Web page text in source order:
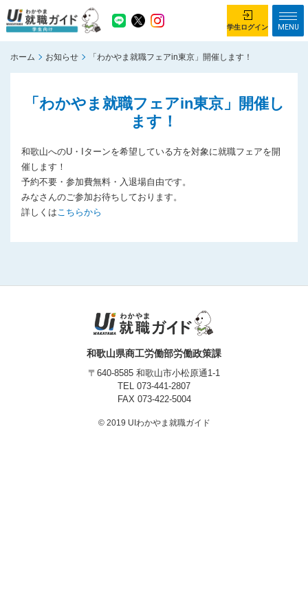
ホーム 企業を探す
イベント情報
お知らせ
総合トップページ
プライバシーポリシー
学生ログイン MENU
ホーム お知らせ 「わかやま就職フェアin東京」開催します！
「わかやま就職フェアin東京」開催し
ます！
和歌山へのU・Iターンを希望している方を対象に就職フェアを開
催します！
予約不要・参加費無料・入退場自由です。
みなさんのご参加お待ちしております。
詳しくはこちらから
和歌山県商工労働部労働政策課
〒640-8585 和歌山市小松原通1-1
TEL 073-441-2807
FAX 073-422-5004
© 2019 UIわかやま就職ガイド